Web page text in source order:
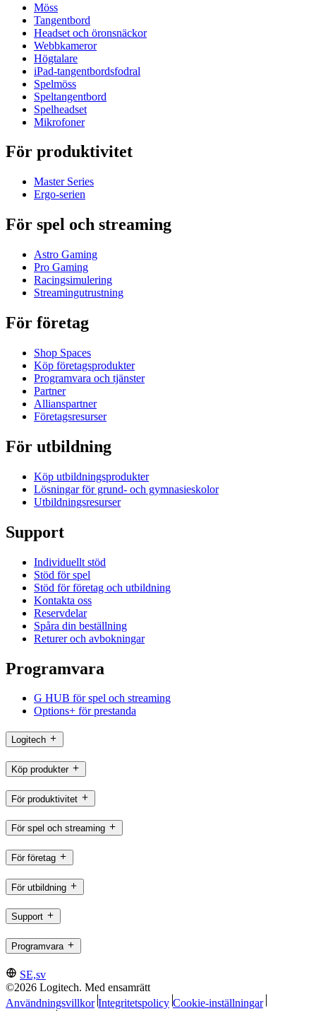
Möss
Tangentbord
Headset och öronsnäckor
Webbkameror
Högtalare
iPad-tangentbordsfodral
Spelmöss
Speltangentbord
Spelheadset
Mikrofoner
För produktivitet
Master Series
Ergo-serien
För spel och streaming
Astro Gaming
Pro Gaming
Racingsimulering
Streamingutrustning
För företag
Shop Spaces
Köp företagsprodukter
Programvara och tjänster
Partner
Allianspartner
Företagsresurser
För utbildning
Köp utbildningsprodukter
Lösningar för grund- och gymnasieskolor
Utbildningsresurser
Support
Individuellt stöd
Stöd för spel
Stöd för företag och utbildning
Kontakta oss
Reservdelar
Spåra din beställning
Returer och avbokningar
Programvara
G HUB för spel och streaming
Options+ för prestanda
Logitech
Köp produkter
För produktivitet
För spel och streaming
För företag
För utbildning
Support
Programvara
SE,sv
©2026 Logitech. Med ensamrätt
Användningsvillkor Integritetspolicy Cookie-inställningar